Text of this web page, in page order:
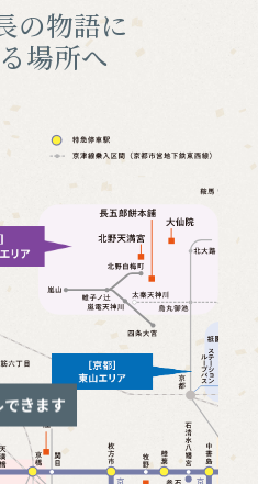
の物語に
場所へ
きます